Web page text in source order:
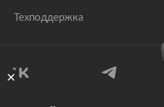
Техподдержка